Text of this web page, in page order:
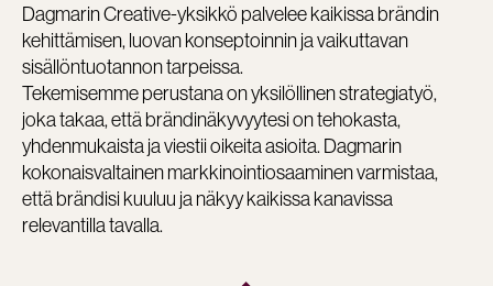
Dagmarin Creative-yksikkö palvelee kaikissa brändin
kehittämisen, luovan konseptoinnin ja vaikuttavan
sisällöntuotannon tarpeissa.
Tekemisemme perustana on yksilöllinen strategiatyö,
joka takaa, että brändinäkyvyytesi on tehokasta,
yhdenmukaista ja viestii oikeita asioita. Dagmarin
kokonaisvaltainen markkinointiosaaminen varmistaa,
että brändisi kuuluu ja näkyy kaikissa kanavissa
relevantilla tavalla.